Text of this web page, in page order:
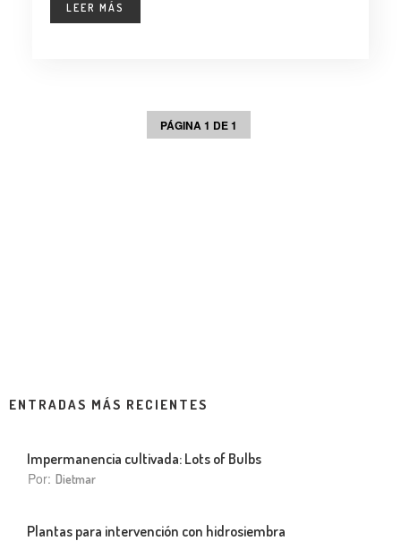
LEER MÁS
PÁGINA 1 DE 1
ENTRADAS MÁS RECIENTES
Impermanencia cultivada: Lots of Bulbs
Por: Dietmar
Plantas para intervención con hidrosiembra